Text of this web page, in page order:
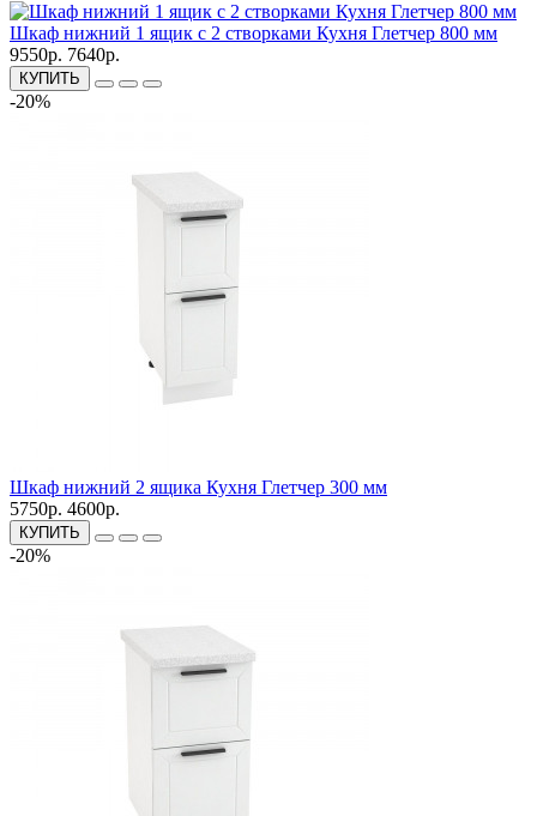
Шкаф нижний 1 ящик с 2 створками Кухня Глетчер 800 мм
9550р. 7640р.
КУПИТЬ
-20%
Шкаф нижний 2 ящика Кухня Глетчер 300 мм
5750р. 4600р.
КУПИТЬ
-20%